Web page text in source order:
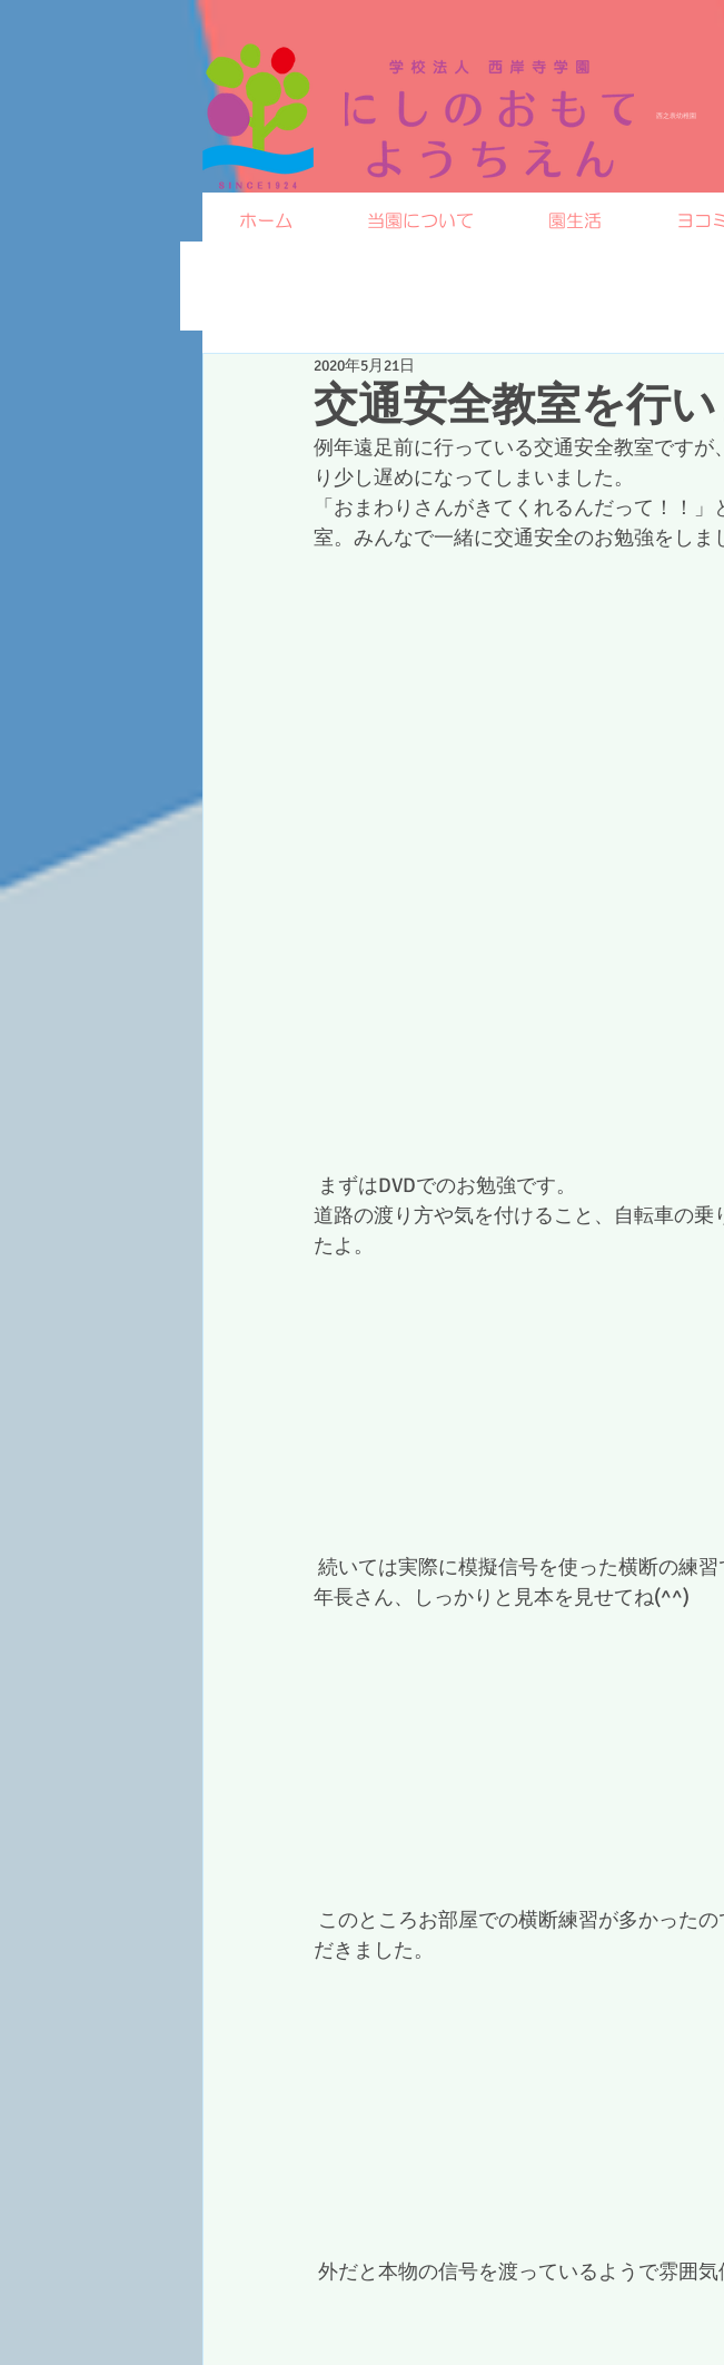
​西之表幼稚園
ホーム 当園について 園生活 ヨコ
交通安全教室を行
2020年5月21日
例年遠足前に行っている交通安全教室です
り少し遅めになってしまいました。
「おまわりさんがきてくれるんだって！！
室。みんなで一緒に交通安全のお勉強をしま
まずはDVDでのお勉強です。
道路の渡り方や気を付けること、自転車の
たよ。
続いては実際に模擬信号を使った横断の練習
年長さん、しっかりと見本を見せてね(^^)
だきました。
外だと本物の信号を渡っているようで雰囲気